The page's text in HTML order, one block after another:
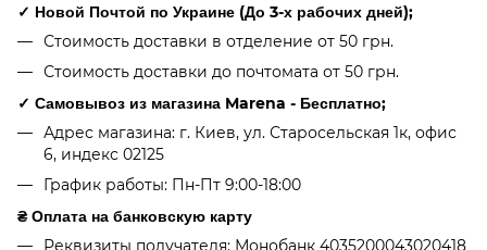
✓ Новой Почтой по Украине (До 3-х рабочих дней);
Стоимость доставки в отделение от 50 грн.
Стоимость доставки до почтомата от 50 грн.
✓ Самовывоз из магазина Marena - Бесплатно;
Адрес магазина: г. Киев, ул. Старосельская 1к, офис
6, индекс 02125
График работы: Пн-Пт 9:00-18:00
₴ Оплата на банковскую карту
Реквизиты получателя: Монобанк 4035200043020418